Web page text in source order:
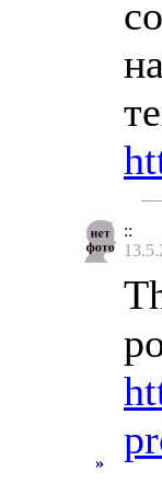
::
»